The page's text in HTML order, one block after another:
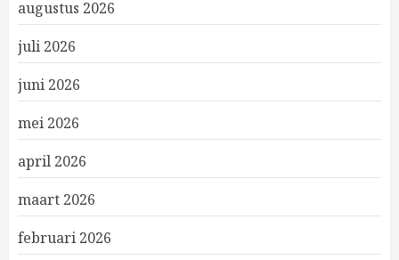
augustus 2026
juli 2026
juni 2026
mei 2026
april 2026
maart 2026
februari 2026